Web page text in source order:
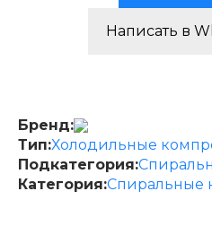
Написать в
Бренд:
Тип:Холодильные
Подкатегория:
Категория:Спиральные